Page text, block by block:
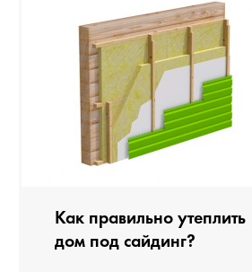
Как правильно утеплить
дом под сайдинг?